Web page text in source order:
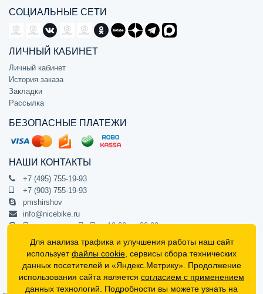
СОЦИАЛЬНЫЕ СЕТИ
ЛИЧНЫЙ КАБИНЕТ
Личный кабинет
История заказа
Закладки
Рассылка
БЕЗОПАСНЫЕ ПЛАТЕЖИ
НАШИ КОНТАКТЫ
+7 (495) 755-19-93
+7 (903) 755-19-93
pmshirshov
info@nicebike.ru
Прием звонков Пн-Пт с 10:00 до 20:00
ПВЗ Пн-Пт с 10:00 до 20:00
г. Москва, ул. Барклая 13с1
подъезд 1, цокольный этаж, офис 1
Официальный интернет-магазин NiceBike © 2012 - 2026
Для анализа трафика и улучшения работы наш сайт
используетфайлы cookie , сервисы сбора технических
данных посетителей и «Яндекс.Метрику». Продолжение
использования сайта является согласием с применением
данных технологий. Подробности вы можете узнать на